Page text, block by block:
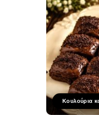
Κουλούρια